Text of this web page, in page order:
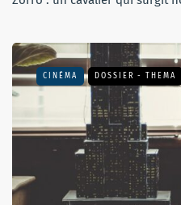
CINÉMA DOSSIER - THEMA